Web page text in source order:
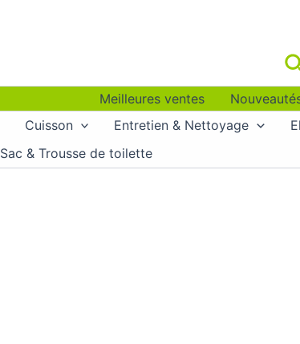
Meilleures ventes
Cuisson Entretien & Nettoyage
Sac & Trousse de toilette